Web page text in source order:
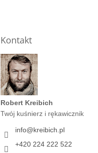
Kontakt
Robert Kreibich
Twój kuśnierz i rękawicznik
info@kreibich.pl
+420 224 222 522